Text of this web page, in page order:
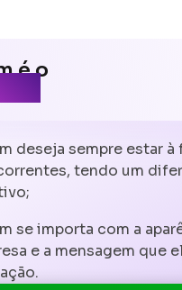
é o
deseja sempre estar à
tendo um
se importa com a
e a mensagem que